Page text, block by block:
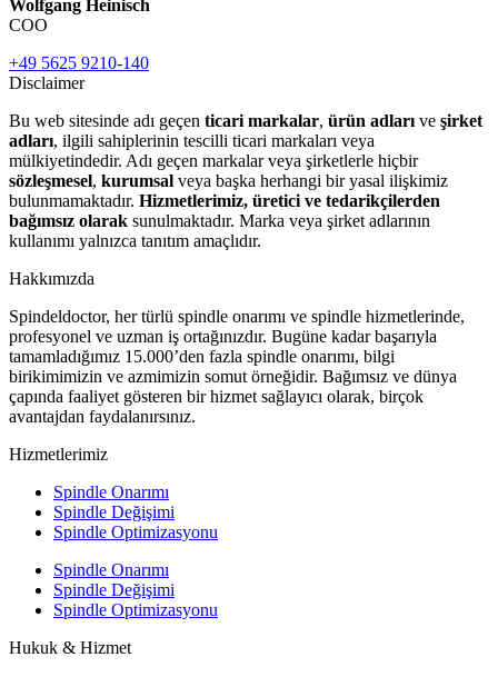
Wolfgang Heinisch
COO
+49 5625 9210-140
Disclaimer
Bu web sitesinde adı geçen ticari markalar, ürün adları ve şirket
adları, ilgili sahiplerinin tescilli ticari markaları veya
mülkiyetindedir. Adı geçen markalar veya şirketlerle hiçbir
sözleşmesel, kurumsal veya başka herhangi bir yasal ilişkimiz
bulunmamaktadır. Hizmetlerimiz, üretici ve tedarikçilerden
bağımsız olarak sunulmaktadır. Marka veya şirket adlarının
kullanımı yalnızca tanıtım amaçlıdır.
Hakkımızda
Spindeldoctor, her türlü spindle onarımı ve spindle hizmetlerinde,
profesyonel ve uzman iş ortağınızdır. Bugüne kadar başarıyla
tamamladığımız 15.000’den fazla spindle onarımı, bilgi
birikimimizin ve azmimizin somut örneğidir. Bağımsız ve dünya
çapında faaliyet gösteren bir hizmet sağlayıcı olarak, birçok
avantajdan faydalanırsınız.
Hizmetlerimiz
Spindle Onarımı
Spindle Değişimi
Spindle Optimizasyonu
Spindle Onarımı
Spindle Değişimi
Spindle Optimizasyonu
Hukuk & Hizmet